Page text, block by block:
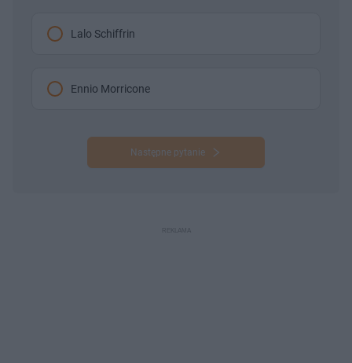
Lalo Schiffrin
Ennio Morricone
Następne pytanie